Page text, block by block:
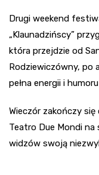
Drugi weekend
„Klaunadzińscy”
która przejdzie od
Rodziewiczówny, po
pełna energii i
Wieczór zakończy się
Teatro Due Mondi na
widzów swoją